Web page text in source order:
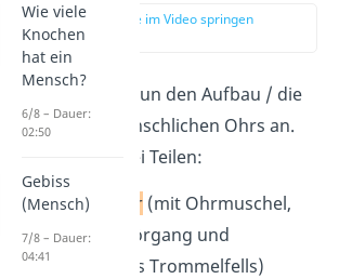
zur Stelle im Video springen
Schauen wir uns nun den Aufbau / die
Anatomie des menschlichen Ohrs an.
Es besteht aus drei Teilen:
demAußenohr (mit Ohrmuschel,
äußerem Gehörgang und
Außenseite des Trommelfells)
Wie viele
Knochen
hat ein
Mensch?
6/8 – Dauer:
02:50
Gebiss
(Mensch)
7/8 – Dauer:
04:41